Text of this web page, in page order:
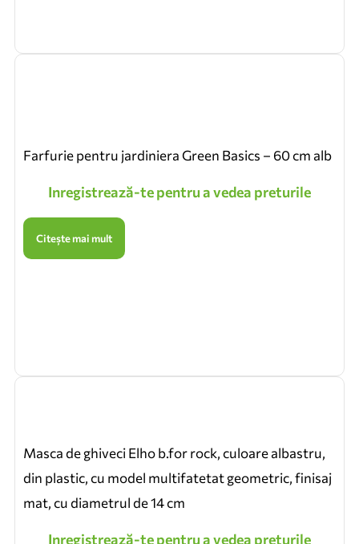
Farfurie pentru jardiniera Green Basics – 60 cm alb
Inregistrează-te pentru a vedea preturile
Citește mai mult
Masca de ghiveci Elho b.for rock, culoare albastru,
din plastic, cu model multifatetat geometric, finisaj
mat, cu diametrul de 14 cm
Inregistrează-te pentru a vedea preturile